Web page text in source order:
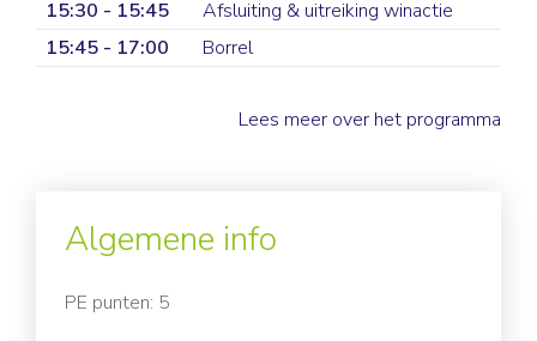
15:30 - 15:45
Afsluiting & uitreiking winactie
15:45 - 17:00
Borrel
Lees meer over het programma
Algemene info
PE punten: 5